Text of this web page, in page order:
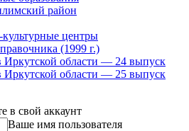
район
центры
(1999 г.)
Иркутской области — 24 выпуск
Иркутской области — 25 выпуск
в свой аккаунт
Ваше имя пользователя